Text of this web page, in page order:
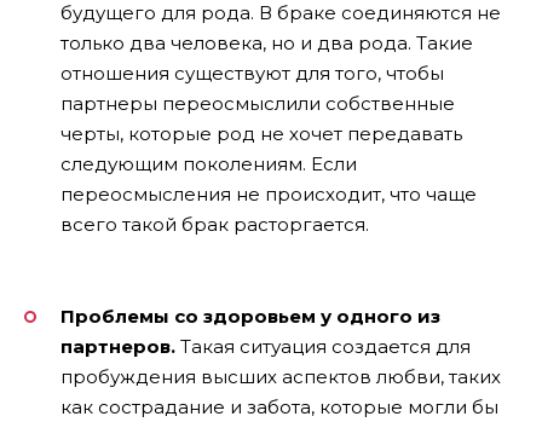
будущего для рода. В браке соединяются не
только два человека, но и два рода. Такие
отношения существуют для того, чтобы
партнеры переосмыслили собственные
черты, которые род не хочет передавать
следующим поколениям. Если
переосмысления не происходит, что чаще
всего такой брак расторгается.
Проблемы со здоровьем у одного из
партнеров. Такая ситуация создается для
пробуждения высших аспектов любви, таких
как сострадание и забота, которые могли бы